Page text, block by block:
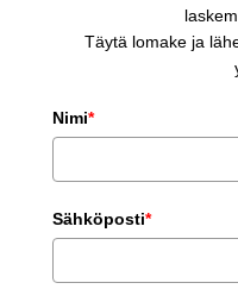
Täytä lomake ja
Nimi*
Sähköposti*